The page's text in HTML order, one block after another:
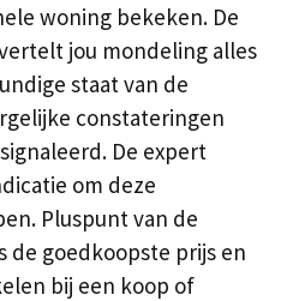
woning bekeken. De
jou mondeling alles
staat van de
constateringen
De expert
om deze
Pluspunt van de
de goedkoopste prijs en
bij een koop of